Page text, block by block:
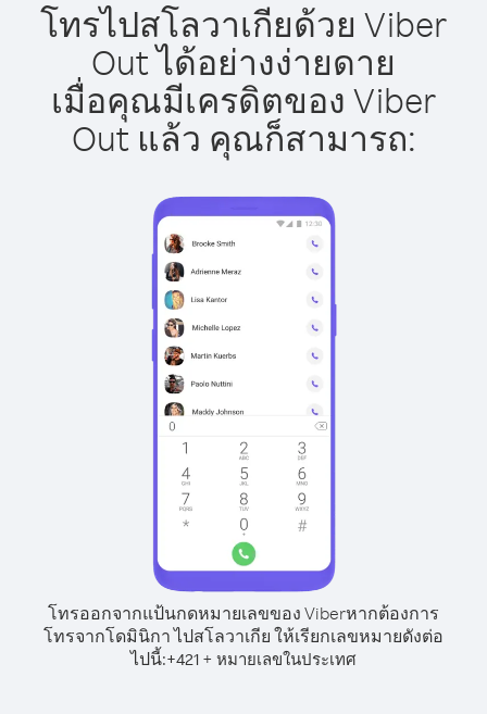
โทรไปสโลวาเกียด้วย Viber
Out ได้อย่างง่ายดาย
เมื่อคุณมีเครดิตของ Viber
Out แล้ว คุณก็สามารถ:
โทรออกจากแป้นกดหมายเลขของ Viberหากต้องการ
โทรจากโดมินิกา ไปสโลวาเกีย ให้เรียกเลขหมายดังต่อ
ไปนี้:+421 + หมายเลขในประเทศ